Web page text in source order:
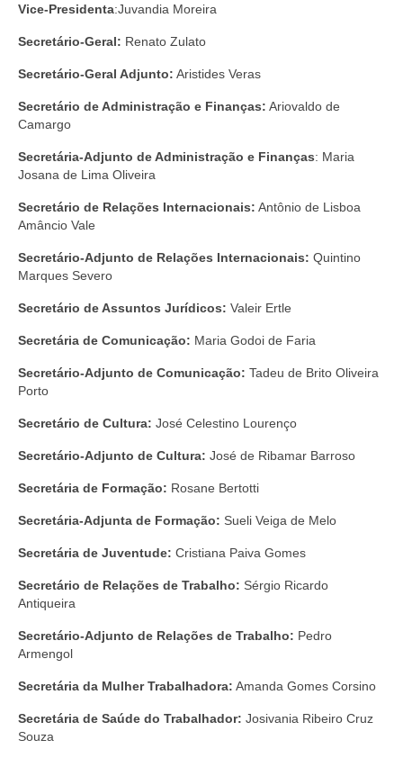
Vice-Presidenta:Juvandia Moreira
Secretário-Geral: Renato Zulato
Secretário-Geral Adjunto: Aristides Veras
Secretário de Administração e Finanças: Ariovaldo de
Camargo
Secretária-Adjunto de Administração e Finanças: Maria
Josana de Lima Oliveira
Secretário de Relações Internacionais: Antônio de Lisboa
Amâncio Vale
Secretário-Adjunto de Relações Internacionais: Quintino
Marques Severo
Secretário de Assuntos Jurídicos: Valeir Ertle
Secretária de Comunicação: Maria Godoi de Faria
Secretário-Adjunto de Comunicação: Tadeu de Brito Oliveira
Porto
Secretário de Cultura: José Celestino Lourenço
Secretário-Adjunto de Cultura: José de Ribamar Barroso
Secretária de Formação: Rosane Bertotti
Secretária-Adjunta de Formação: Sueli Veiga de Melo
Secretária de Juventude: Cristiana Paiva Gomes
Secretário de Relações de Trabalho: Sérgio Ricardo
Antiqueira
Secretário-Adjunto de Relações de Trabalho: Pedro
Armengol
Secretária da Mulher Trabalhadora: Amanda Gomes Corsino
Secretária de Saúde do Trabalhador: Josivania Ribeiro Cruz
Souza